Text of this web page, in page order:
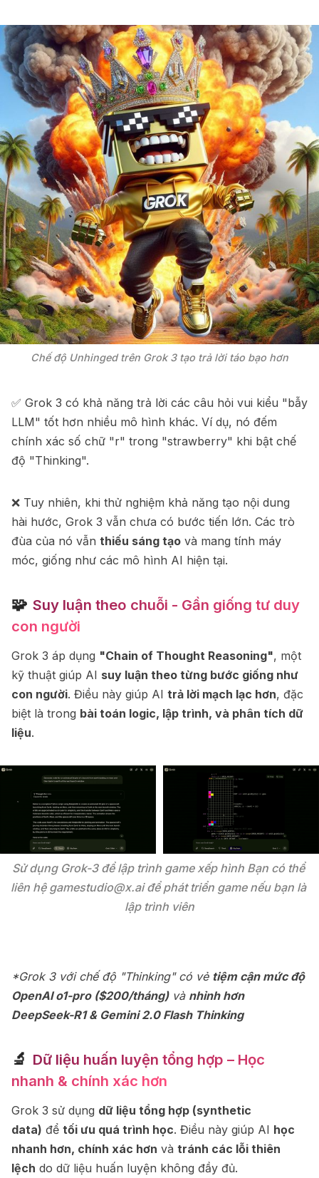
Chế độ Unhinged trên Grok 3 tạo trả lời táo bạo hơn
✅ Grok 3 có khả năng trả lời các câu hỏi vui kiểu "bẫy
LLM" tốt hơn nhiều mô hình khác. Ví dụ, nó đếm
chính xác số chữ "r" trong "strawberry" khi bật chế
độ "Thinking".
❌ Tuy nhiên, khi thử nghiệm khả năng tạo nội dung
hài hước, Grok 3 vẫn chưa có bước tiến lớn. Các trò
đùa của nó vẫn thiếu sáng tạo và mang tính máy
móc, giống như các mô hình AI hiện tại.
🧩 Suy luận theo chuỗi - Gần giống tư duy
con người
Grok 3 áp dụng "Chain of Thought Reasoning", một
kỹ thuật giúp AI suy luận theo từng bước giống như
con người. Điều này giúp AI trả lời mạch lạc hơn, đặc
biệt là trong bài toán logic, lập trình, và phân tích dữ
liệu.
Sử dụng Grok-3 để lập trình game xếp hình Bạn có thể
liên hệ gamestudio@x.ai để phát triển game nếu bạn là
lập trình viên
*Grok 3 với chế độ "Thinking" có vẻ tiệm cận mức độ
OpenAI o1-pro ($200/tháng)và nhỉnh hơn
DeepSeek-R1 & Gemini 2.0 Flash Thinking
🔬 Dữ liệu huấn luyện tổng hợp – Học
nhanh & chính xác hơn
Grok 3 sử dụng dữ liệu tổng hợp (synthetic
data) để tối ưu quá trình học. Điều này giúp AI học
nhanh hơn, chính xác hơn và tránh các lỗi thiên
lệch do dữ liệu huấn luyện không đầy đủ.